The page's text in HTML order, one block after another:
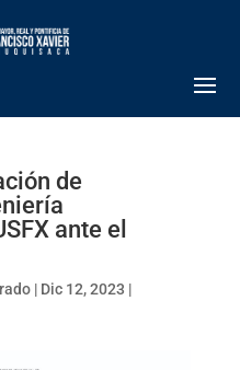
de
ante el
| Dic 12, 2023 |